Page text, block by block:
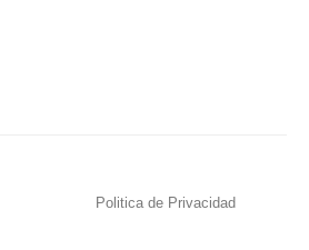
Politica de Privacidad